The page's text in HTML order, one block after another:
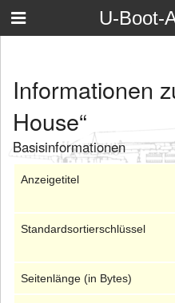
U-Boot-
Informationen
House“
Basisinformationen
Anzeigetitel
Standardsortierschlüssel
Seitenlänge (in Bytes)